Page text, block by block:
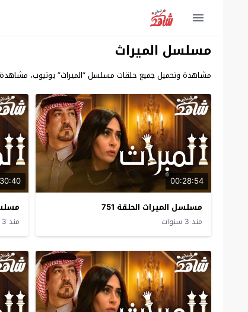
مسلسل الميراث
مشاهدة وتحميل جميع حلقات مسلسل “الميراث” يوتيوب،
00:28:54
مسلسل الميراث الحلقة 751
منذ 3 سنوات منذ 3 سنوات